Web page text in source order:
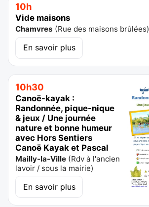
10h
Vide maisons
Chamvres (Rue des maisons brûlées)
En savoir plus
10h30
Canoë-kayak :
Randonnée, pique-nique
& jeux / Une journée
nature et bonne humeur
avec Hors Sentiers
Canoë Kayak et Pascal
Mailly-la-Ville (Rdv à l'ancien
lavoir / sous la mairie)
En savoir plus